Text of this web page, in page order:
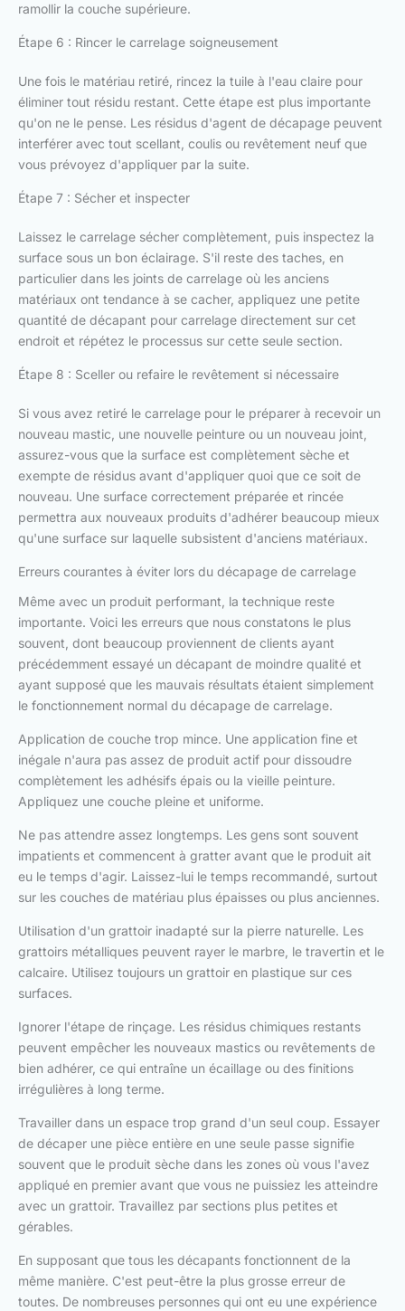
ramollir la couche supérieure.
Étape 6 : Rincer le carrelage soigneusement
Une fois le matériau retiré, rincez la tuile à l'eau claire pour
éliminer tout résidu restant. Cette étape est plus importante
qu'on ne le pense. Les résidus d'agent de décapage peuvent
interférer avec tout scellant, coulis ou revêtement neuf que
vous prévoyez d'appliquer par la suite.
Étape 7 : Sécher et inspecter
Laissez le carrelage sécher complètement, puis inspectez la
surface sous un bon éclairage. S'il reste des taches, en
particulier dans les joints de carrelage où les anciens
matériaux ont tendance à se cacher, appliquez une petite
quantité de décapant pour carrelage directement sur cet
endroit et répétez le processus sur cette seule section.
Étape 8 : Sceller ou refaire le revêtement si nécessaire
Si vous avez retiré le carrelage pour le préparer à recevoir un
nouveau mastic, une nouvelle peinture ou un nouveau joint,
assurez-vous que la surface est complètement sèche et
exempte de résidus avant d'appliquer quoi que ce soit de
nouveau. Une surface correctement préparée et rincée
permettra aux nouveaux produits d'adhérer beaucoup mieux
qu'une surface sur laquelle subsistent d'anciens matériaux.
Erreurs courantes à éviter lors du décapage de carrelage
Même avec un produit performant, la technique reste
importante. Voici les erreurs que nous constatons le plus
souvent, dont beaucoup proviennent de clients ayant
précédemment essayé un décapant de moindre qualité et
ayant supposé que les mauvais résultats étaient simplement
le fonctionnement normal du décapage de carrelage.
Application de couche trop mince. Une application fine et
inégale n'aura pas assez de produit actif pour dissoudre
complètement les adhésifs épais ou la vieille peinture.
Appliquez une couche pleine et uniforme.
Ne pas attendre assez longtemps. Les gens sont souvent
impatients et commencent à gratter avant que le produit ait
eu le temps d'agir. Laissez-lui le temps recommandé, surtout
sur les couches de matériau plus épaisses ou plus anciennes.
Utilisation d'un grattoir inadapté sur la pierre naturelle. Les
grattoirs métalliques peuvent rayer le marbre, le travertin et le
calcaire. Utilisez toujours un grattoir en plastique sur ces
surfaces.
Ignorer l'étape de rinçage. Les résidus chimiques restants
peuvent empêcher les nouveaux mastics ou revêtements de
bien adhérer, ce qui entraîne un écaillage ou des finitions
irrégulières à long terme.
Travailler dans un espace trop grand d'un seul coup. Essayer
de décaper une pièce entière en une seule passe signifie
souvent que le produit sèche dans les zones où vous l'avez
appliqué en premier avant que vous ne puissiez les atteindre
avec un grattoir. Travaillez par sections plus petites et
gérables.
En supposant que tous les décapants fonctionnent de la
même manière. C'est peut-être la plus grosse erreur de
toutes. De nombreuses personnes qui ont eu une expérience